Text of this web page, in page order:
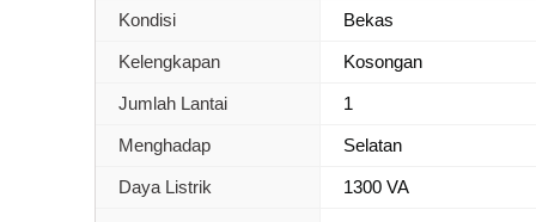
Kondisi Bekas
Kelengkapan Kosongan
Jumlah Lantai 1
Menghadap Selatan
Daya Listrik 1300 VA